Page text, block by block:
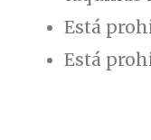
Está
Está